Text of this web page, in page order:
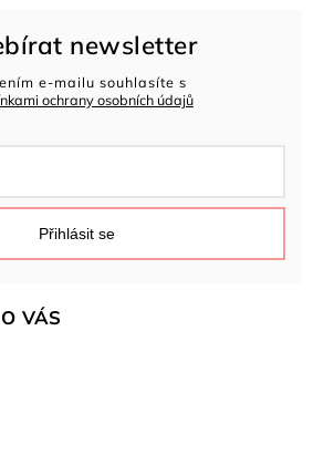
VÁS
newsletter
e-mailu souhlasíte s
ochrany osobních údajů
Přihlásit se